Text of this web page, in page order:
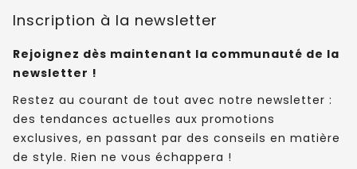
Inscription à la newsletter
Rejoignez dès maintenant la communauté de la
newsletter !
Restez au courant de tout avec notre newsletter :
des tendances actuelles aux promotions
exclusives, en passant par des conseils en matière
de style. Rien ne vous échappera !